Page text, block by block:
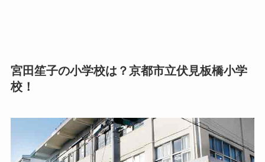
宮田笙子の小学校は？京都市立伏見板橋小学
校！